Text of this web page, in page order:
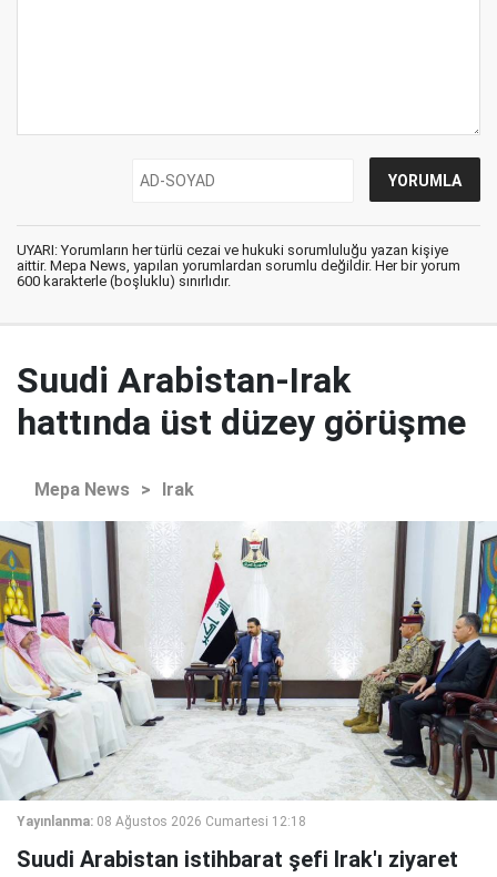
UYARI: Yorumların her türlü cezai ve hukuki sorumluluğu yazan kişiye
aittir. Mepa News, yapılan yorumlardan sorumlu değildir. Her bir yorum
600 karakterle (boşluklu) sınırlıdır.
Suudi Arabistan-Irak
hattında üst düzey görüşme
Mepa News > Irak
Yayınlanma: 08 Ağustos 2026 Cumartesi 12:18
Suudi Arabistan istihbarat şefi Irak'ı ziyaret